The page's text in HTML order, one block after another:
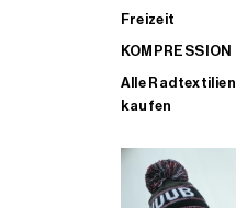
Freizeit
KOMPRESSION
Alle Radtextilien
kaufen